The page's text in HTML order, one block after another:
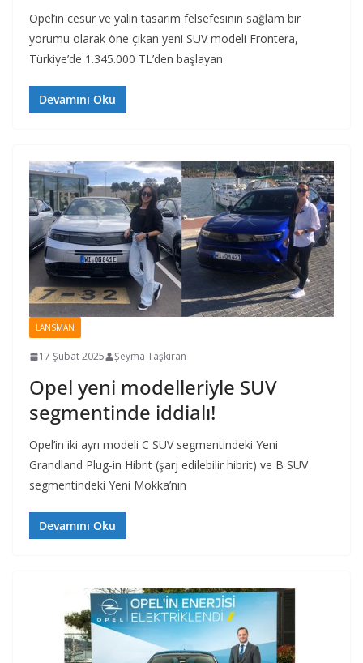
Opel’in cesur ve yalın tasarım felsefesinin sağlam bir
yorumu olarak öne çıkan yeni SUV modeli Frontera,
Türkiye’de 1.345.000 TL’den başlayan
Devamını Oku
LANSMAN
17 Şubat 2025 Şeyma Taşkıran
Opel yeni modelleriyle SUV
segmentinde iddialı!
Opel’in iki ayrı modeli C SUV segmentindeki Yeni
Grandland Plug-in Hibrit (şarj edilebilir hibrit) ve B SUV
segmentindeki Yeni Mokka’nın
Devamını Oku